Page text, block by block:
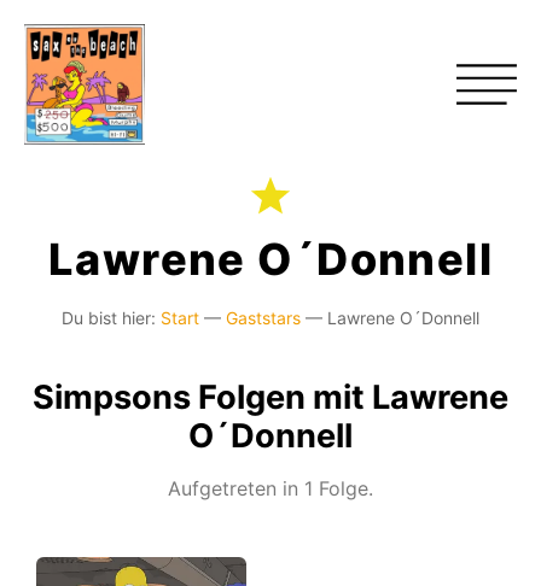
Lawrene O´Donnell
Du bist hier: Start — Gaststars — Lawrene O´Donnell
Simpsons Folgen mit Lawrene
O´Donnell
Aufgetreten in 1 Folge.